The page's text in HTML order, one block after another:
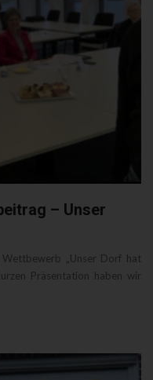
– Unser
„Unser Dorf hat
Präsentation haben wir